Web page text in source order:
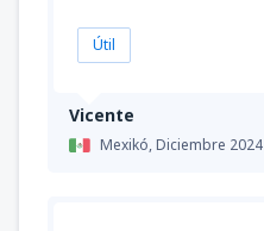
Vicente
Mexikó,Diciembre 2024
Útil